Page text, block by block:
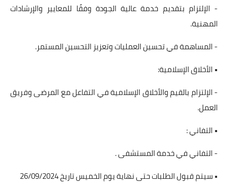
- الإلتزام بتقديم خدمة عالية الجودة وفقًا للمعايير والإرشادات
المهنية.
- المساهمة في تحسين العمليات وتعزيز التحسين المستمر.
• الأخلاق الإسلامية:
- الإلتزام بالقيم والأخلاق الإسلامية في التفاعل مع المرضى وفريق
العمل.
• التفاني :
- التفاني في خدمة المستشفى .
• سيتم قبول الطلبات حتى نهاية يوم الخميس تاريخ 26/09/2024